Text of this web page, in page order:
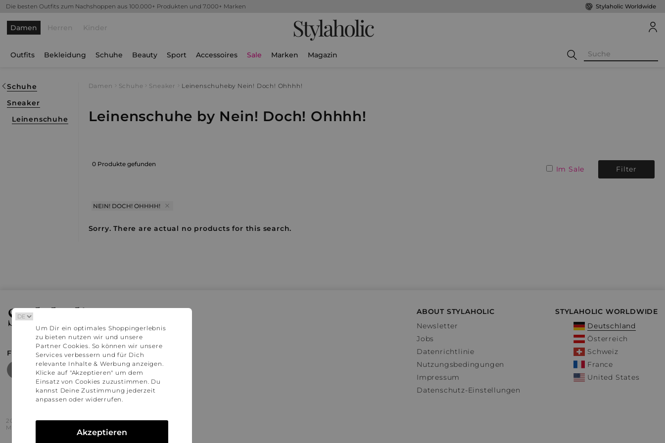
Die besten Outfits zum Nachshoppen aus 100.000+ Produkten und 7.000+ Marken Stylaholic Worldwide
Damen Herren Kinder Stylaholic
Outfits Bekleidung Schuhe Beauty Sport Accessoires Sale Marken Magazin
Schuhe
Sneaker
Leinenschuhe
Damen Schuhe Sneaker Leinenschuheby Nein! Doch! Ohhhh!
Leinenschuhe by Nein! Doch! Ohhhh!
0 Produkte gefunden
Im Sale Filter
NEIN! DOCH! OHHHH!
Sorry. There are actual no products for this search.
Stylaholic
FIND MORE INSPIRATION
ABOUT STYLAHOLIC
Newsletter
Jobs
Datenrichtlinie
Nutzungsbedingungen
Impressum
Datenschutz-Einstellungen
STYLAHOLIC WORLDWIDE
Deutschland
Österreich
Schweiz
France
United States
2016 - 2026 © Stylaholic.
Made for you with love in munich.
Um Dir ein optimales Shoppingerlebnis
zu bieten nutzen wir und unsere
Partner Cookies. So können wir unsere
Services verbessern und für Dich
relevante Inhalte & Werbung anzeigen.
Klicke auf "Akzeptieren" um dem
Einsatz von Cookies zuzustimmen. Du
kannst Deine Zustimmung jederzeit
anpassen oder widerrufen.
Akzeptieren